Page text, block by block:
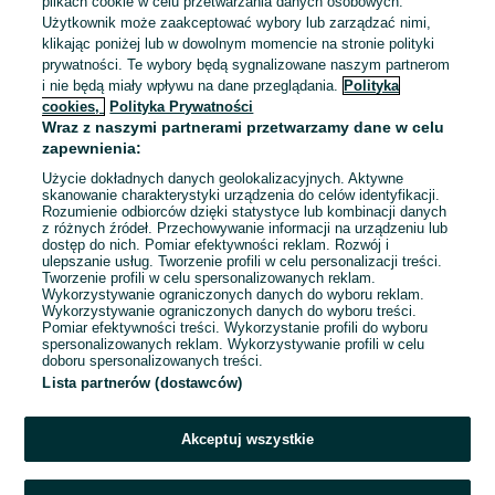
Gorlice Mickiewicza -
279 zł
292,27 zł z Pakietem
Ochronnym
Gorlice
22 lipca 2026
41-45 mm
Czarny
1 ... 5 ... 13
Użytkownik może zaakceptować wybory lub zarządzać nimi,
klikając poniżej lub w dowolnym momencie na stronie polityki
prywatności. Te wybory będą sygnalizowane naszym partnerom
i nie będą miały wpływu na dane przeglądania. Polityka
cookies,
Polityka Prywatności
Wraz z naszymi partnerami przetwarzamy dane w celu
zapewnienia:
Użycie dokładnych danych geolokalizacyjnych. Aktywne
skanowanie charakterystyki urządzenia do celów identyfikacji.
Rozumienie odbiorców dzięki statystyce lub kombinacji danych
z różnych źródeł. Przechowywanie informacji na urządzeniu lub
dostęp do nich. Pomiar efektywności reklam. Rozwój i
ulepszanie usług. Tworzenie profili w celu personalizacji treści.
Tworzenie profili w celu spersonalizowanych reklam.
Wykorzystywanie ograniczonych danych do wyboru reklam.
Wykorzystywanie ograniczonych danych do wyboru treści.
Pomiar efektywności treści. Wykorzystanie profili do wyboru
spersonalizowanych reklam. Wykorzystywanie profili w celu
doboru spersonalizowanych treści.
Lista partnerów (dostawców)
Akceptuj wszystkie